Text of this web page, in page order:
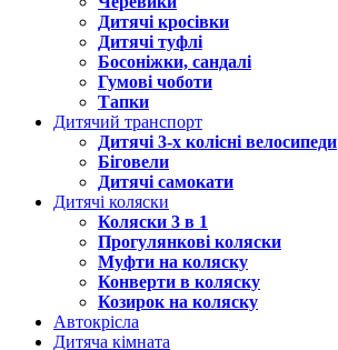
Дитячі кросівки
Дитячі туфлі
Босоніжки, сандалі
Гумові чоботи
Тапки
Дитячий транспорт
Дитячі 3-х колісні велосипеди
Біговели
Дитячі самокати
Дитячі коляски
Коляски 3 в 1
Прогулянкові коляски
Муфти на коляску
Конверти в коляску
Козирок на коляску
Автокрісла
Дитяча кімната